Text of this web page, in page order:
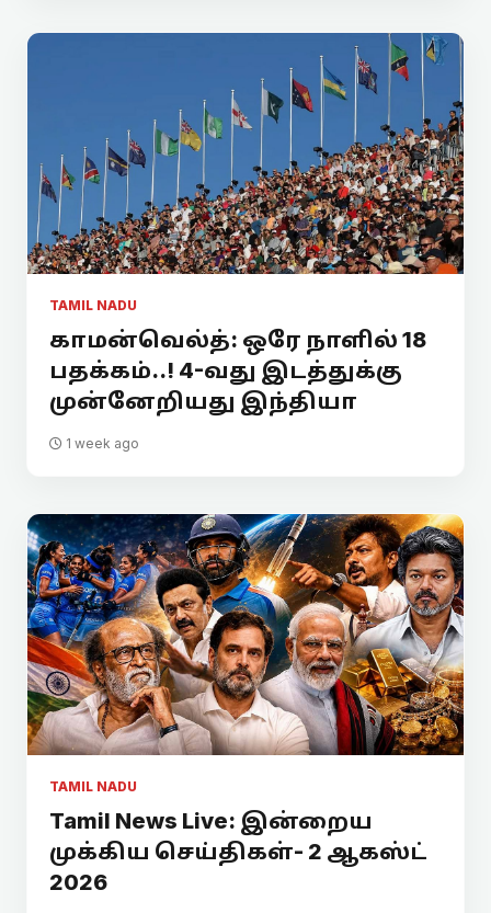
TAMIL NADU
காமன்வெல்த்: ஒரே நாளில் 18
பதக்கம்..! 4-வது இடத்துக்கு
முன்னேறியது இந்தியா
1 week ago
TAMIL NADU
Tamil News Live: இன்றைய
முக்கிய செய்திகள்- 2 ஆகஸ்ட்
2026